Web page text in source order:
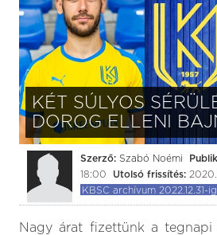
KÉT SÚLYOS
DOROG ELLENI
Szerző: Szabó Noémi
18:00
Utolsó frissítés:
KBSC archívum 2022.12.31-ig
Nagy árat fizettünk a tegnapi